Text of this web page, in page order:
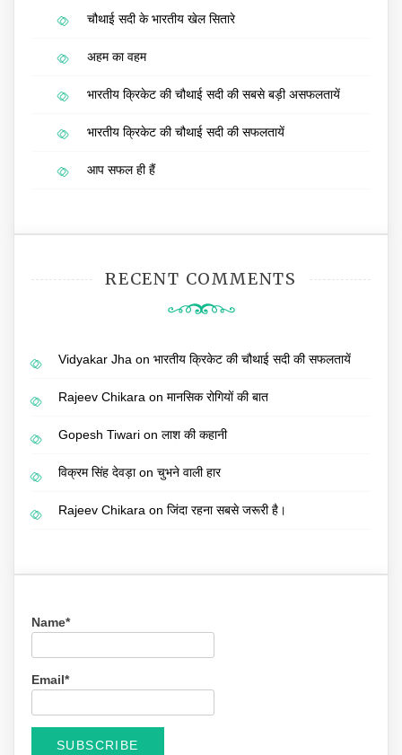
चौथाई सदी के भारतीय खेल सितारे
अहम का वहम
भारतीय क्रिकेट की चौथाई सदी की सबसे बड़ी असफलतायें
भारतीय क्रिकेट की चौथाई सदी की सफलतायें
आप सफल ही हैं
RECENT COMMENTS
Vidyakar Jha on भारतीय क्रिकेट की चौथाई सदी की सफलतायें
Rajeev Chikara on मानसिक रोगियों की बात
Gopesh Tiwari on लाश की कहानी
विक्रम सिंह देवड़ाon चुभने वाली हार
Rajeev Chikara on जिंदा रहना सबसे जरूरी है।
Name*
Email*